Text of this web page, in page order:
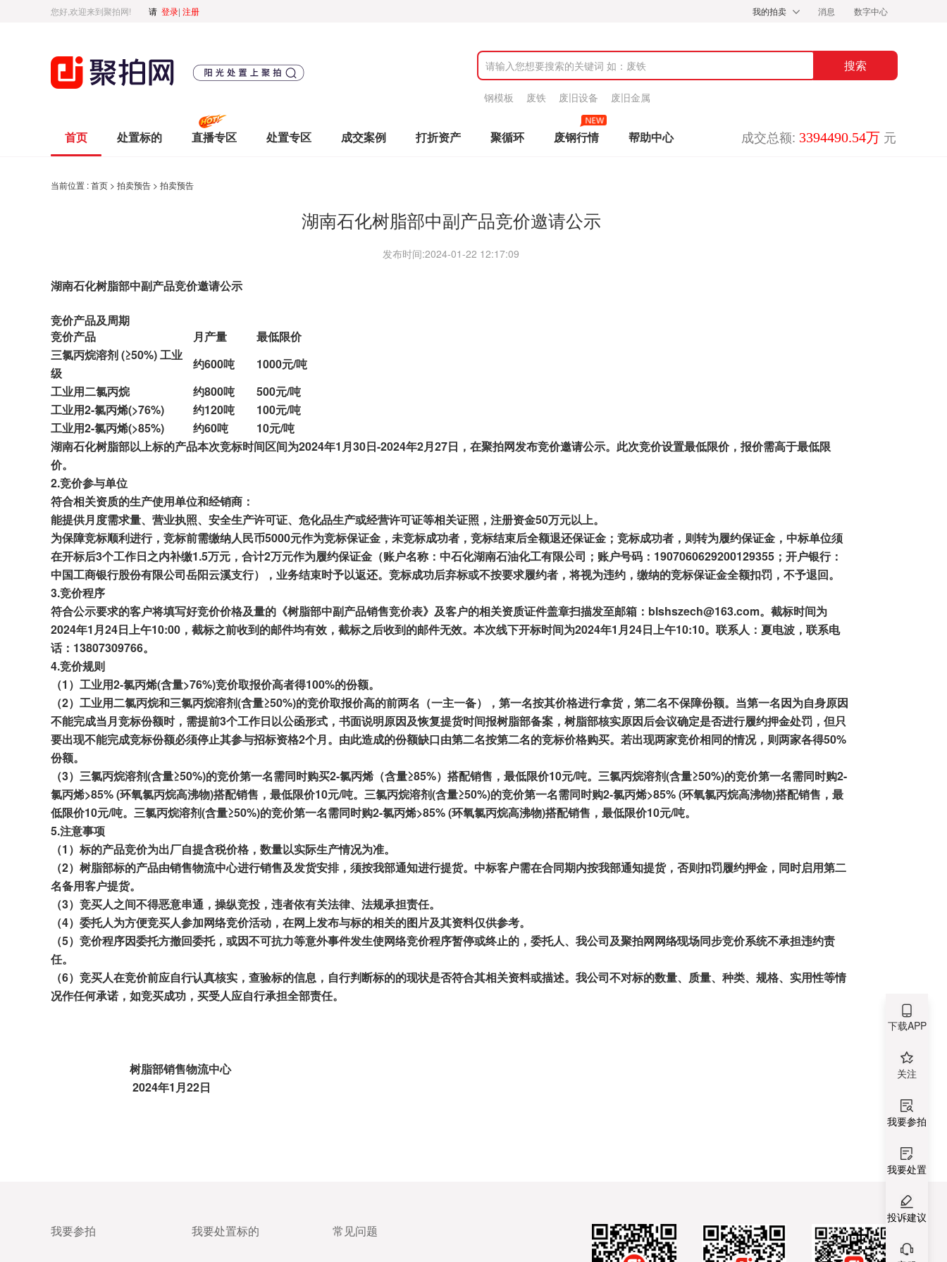
您好,欢迎来到聚拍网! 请 登录| 注册 我的拍卖 消息 数字中心
首页 处置标的 直播专区 处置专区 成交案例 打折资产 聚循环 废钢行情 帮助中心
钢模板 废铁 废旧设备 废旧金属
成交总额: 3394490.54万 元
当前位置 :首页 > 拍卖预告 > 拍卖预告
湖南石化树脂部中副产品竞价邀请公示
发布时间:2024-01-22 12:17:09
湖南石化树脂部中副产品竞价邀请公示
竞价产品及周期
竞价产品
月产量 最低限价
三氯丙烷溶剂 (≥50%) 工业
级
约600吨 1000元/吨
工业用二氯丙烷
约800吨 500元/吨
工业用2-氯丙烯(>76%)
约120吨 100元/吨
工业用2-氯丙烯(>85%)
约60吨 10元/吨
湖南石化树脂部以上标的产品本次竞标时间区间为2024年1 月30日-2024年2月27日，在聚拍网发布竞价邀请公示。此次竞价设置最低限价， 报价需高于最低限
价。
2.竞价参与单位
符合相关资质的生产使用单位和经销商 ：
能提供月度需求量、营业执照、安全生产许可证、 危化品生产或经营许可证等相关证照，注册资金50万元以上。
为保障竞标顺利进行， 竞标前需缴纳人民币5000元作为竞标保证金，未竞标成功者 ，竞标结束后全额退还保证金；竞标成功者 ，则转为履约保证金，中标单位须
在开标后3个工作日之内补缴1.5万元，合计2万元作为履约保证金（账户名称：中石化湖南石油化工有限公司 ； 账户号码 ： 1907060629200129355； 开户银行：
中国工商银行股份有限公司岳阳云溪支行），业务结束时予以返还。竞标成功后弃标或不按要求履约者 ，将视为违约 ， 缴纳的竞标保证金全额扣罚 ， 不予退回。
3.竞价程序
符合公示要求的客户将填写好竞价价格及量的《树脂部中副产品销售竞价表》及客户的相关资质证件盖章扫描发至邮箱：blshszech@163.com。截标时间为
2024年1 月24日上午10:00 ，截标之前收到的邮件均有效，截标之后收到的邮件无效。 本次线下开标时间为2024年1 月24日上午10:10。联系人 ： 夏电波 ， 联系电
话：13807309766。
4.竞价规则
（1）工业用2-氯丙烯(含量>76%)竞价取报价高者得100%的份额。
（2）工业用二氯丙烷和三氯丙烷溶剂(含量≥50%)的竞价取报价高的前两名（一主一备），第一名按其价格进行拿货，第二名不保障份额。当第一名因为自身原因
不能完成当月竞标份额时，需提前3个工作日以公函形式，书面说明原因及恢复提货时间报树脂部备案 ， 树脂部核实原因后会议确定是否进行履约押金处罚 ，但只
要出现不能完成竞标份额必须停止其参与招标资格2个月。 由此造成的份额缺口由第二名按第二名的竞标价格购买。 若出现两家竞价相同的情况，则两家各得50%
份额。
（3） 三氯丙烷溶剂(含量≥50%)的竞价第一名需同时购买2-氯丙烯（含量≥85%） 搭配销售，最低限价10元/吨。 三氯丙烷溶剂(含量≥50%)的竞价第一名需同时购2-
氯丙烯>85% (环氧氯丙烷高沸物)搭配销售，最低限价10元/吨。三氯丙烷溶剂(含量≥50%)的竞价第一名需同时购2-氯丙烯>85% (环氧氯丙烷高沸物)搭配销售，最
低限价10元/吨。三氯丙烷溶剂(含量≥50%)的竞价第一名需同时购2-氯丙烯>85% (环氧氯丙烷高沸物)搭配销售，最低限价10元/吨。
5.注意事项
（1）标的产品竞价为出厂自提含税价格 ， 数量以实际生产情况为准。
（2）树脂部标的产品由销售物流中心进行销售及发货安排， 须按我部通知进行提货。中标客户需在合同期内按我部通知提货， 否则扣罚履约押金， 同时启用第二
名备用客户提货。
（3）竞买人之间不得恶意串通，操纵竞投，违者依有关法律、法规承担责任。
（4）委托人为方便竞买人参加网络竞价活动，在网上发布与标的相关的图片及其资料仅供参考。
（5）竞价程序因委托方撤回委托，或因不可抗力等意外事件发生使网络竞价程序暂停或终止的，委托人、我公司及聚拍网网络现场同步竞价系统不承担违约责
任。
（6）竞买人在竞价前应自行认真核实，查验标的信息，自行判断标的的现状是否符合其相关资料或描述。我公司不对标的数量、质量、种类、规格、实用性等情
况作任何承诺，如竞买成功，买受人应自行承担全部责任。
树脂部销售物流中心
2024年1 月22日
下载APP
关注
我要参拍
我要处置
投诉建议
我要参拍 我要处置标的 常见问题